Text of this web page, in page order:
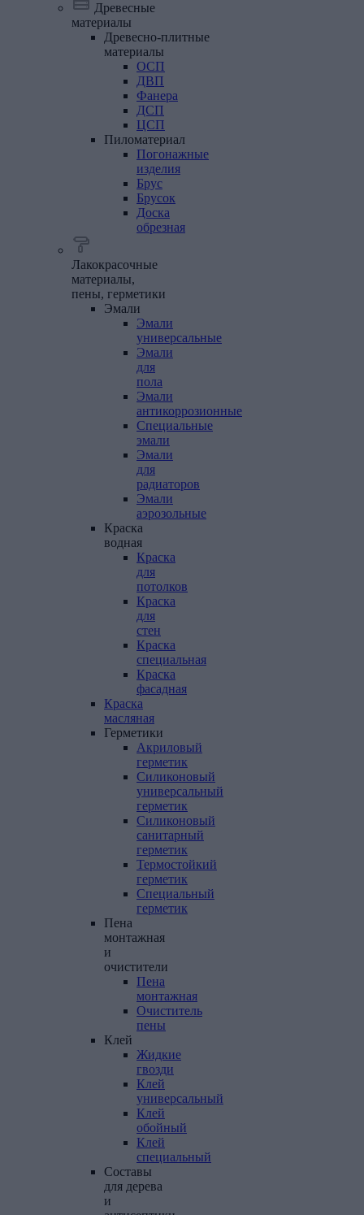
Древесные
материалы
Древесно-плитные
материалы
ОСП
ДВП
Фанера
ДСП
ЦСП
Пиломатериал
Погонажные
изделия
Брус
Брусок
Доска
обрезная
Лакокрасочные
материалы,
пены, герметики
Эмали
Эмали
универсальные
Эмали
для
пола
Эмали
антикоррозионные
Специальные
эмали
Эмали
для
радиаторов
Эмали
аэрозольные
Краска
водная
Краска
для
потолков
Краска
для
стен
Краска
специальная
Краска
фасадная
Краска
масляная
Герметики
Акриловый
герметик
Силиконовый
универсальный
герметик
Силиконовый
санитарный
герметик
Термостойкий
герметик
Специальный
герметик
Пена
монтажная
и
очистители
Пена
монтажная
Очиститель
пены
Клей
Жидкие
гвозди
Клей
универсальный
Клей
обойный
Клей
специальный
Составы
для дерева
и